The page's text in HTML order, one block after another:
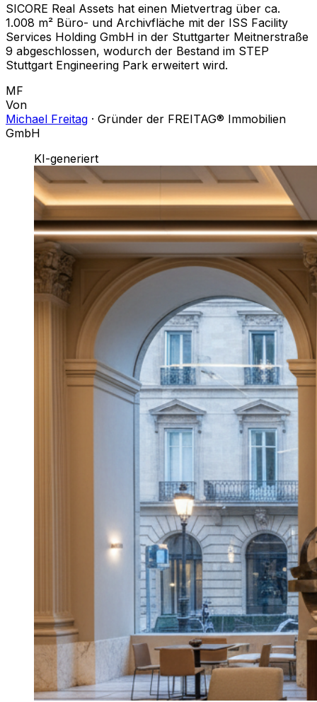
SICORE Real Assets hat einen Mietvertrag über ca.
1.008 m² Büro- und Archivfläche mit der ISS Facility
Services Holding GmbH in der Stuttgarter Meitnerstraße
9 abgeschlossen, wodurch der Bestand im STEP
Stuttgart Engineering Park erweitert wird.
MF
Von
Michael Freitag · Gründer der FREITAG® Immobilien
GmbH
KI-generiert